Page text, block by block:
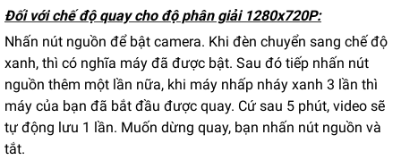
Đối với chế độ quay cho độ phân giải 1280x720P:
Nhấn nút nguồn để bật camera. Khi đèn chuyển sang chế độ
xanh, thì có nghĩa máy đã được bật. Sau đó tiếp nhấn nút
nguồn thêm một lần nữa, khi máy nhấp nháy xanh 3 lần thì
máy của bạn đã bắt đầu được quay. Cứ sau 5 phút, video sẽ
tự động lưu 1 lần. Muốn dừng quay, bạn nhấn nút nguồn và
tắt.